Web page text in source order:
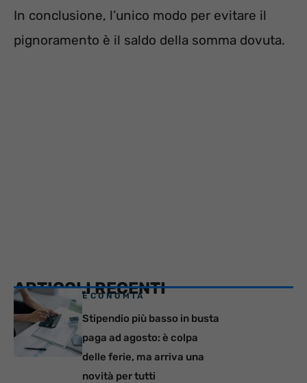
In conclusione, l’unico modo per evitare il
pignoramento è il saldo della somma dovuta.
ARTICOLI RECENTI
ECONOMIA
Stipendio più basso in busta
paga ad agosto: è colpa
delle ferie, ma arriva una
novità per tutti